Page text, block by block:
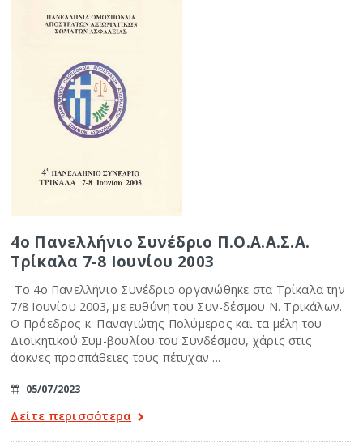
4ο Πανελλήνιο Συνέδριο Π.Ο.Α.Α.Σ.Α.
Τρίκαλα 7-8 Ιουνίου 2003
Το 4ο Πανελλήνιο Συνέδριο οργανώθηκε στα Τρίκαλα την
7/8 Ιουνίου 2003, με ευθύνη του Συν-δέσμου Ν. Τρικάλων.
Ο Πρόεδρος κ. Παναγιώτης Πολύμερος και τα μέλη του
Διοικητικού Συμ-βουλίου του Συνδέσμου, χάρις στις
άοκνες προσπάθειες τους πέτυχαν ...
05/07/2023
Δείτε περισσότερα